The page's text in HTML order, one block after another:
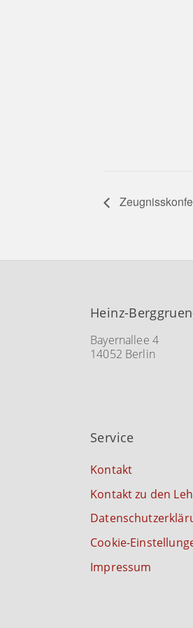
Heinz-
Bayernallee 4
14052 Berlin
Service
Kontakt
Kontakt zu den
Cookie-
Impressum